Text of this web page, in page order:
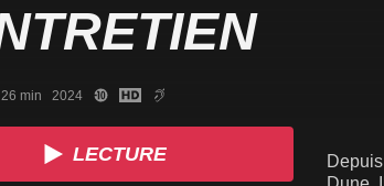
min   2024
LECTURE